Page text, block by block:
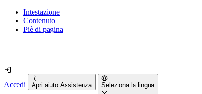
Intestazione
Contenuto
Piè di pagina
Accedi Apri aiuto Assistenza Seleziona la lingua